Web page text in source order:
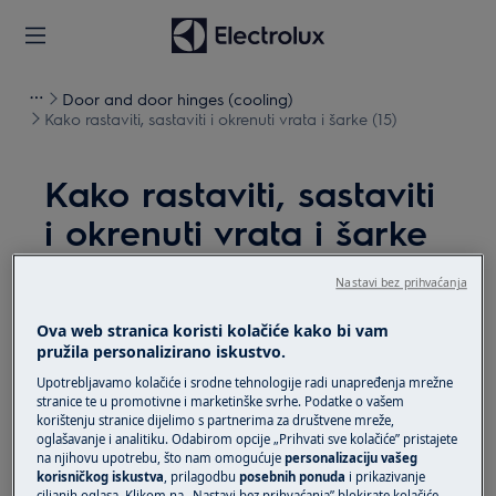
Door and door hinges (cooling)
Kako rastaviti, sastaviti i okrenuti vrata i šarke (15)
Kako rastaviti, sastaviti
i okrenuti vrata i šarke
(15)
Rješenje
Prije bilo kakvog postupka održavanja, isključite
uređaj i odspojite mrežni utikač iz utičnice.
Uvijek pazite kad premještate uređaje, za teške
uređaje potrebno je da ih premjeste dvije osobe.
Ova web stranica koristi kolačiće kako bi vam
pružila personalizirano iskustvo.
Upotrebljavamo kolačiće i srodne tehnologije radi unapređenja mrežne
stranice te u promotivne i marketinške svrhe. Podatke o vašem
korištenju stranice dijelimo s partnerima za društvene mreže,
oglašavanje i analitiku. Odabirom opcije „Prihvati sve kolačiće” pristajete
na njihovu upotrebu, što nam omogućujepersonalizaciju vašeg
korisničkog iskustva, prilagodbuposebnih ponuda i prikazivanje
Nastavi bez prihvaćanja